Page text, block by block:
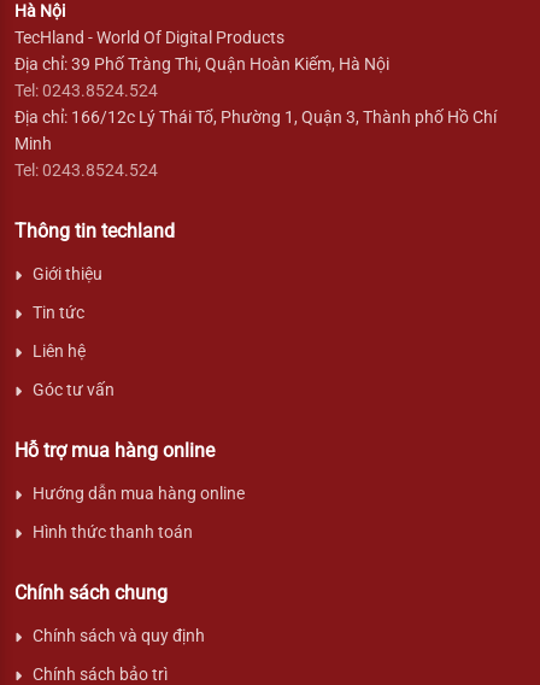
Hà Nội
TecHland - World Of Digital Products
Địa chỉ: 39 Phố Tràng Thi, Quận Hoàn Kiếm, Hà Nội
Tel: 0243.8524.524
Địa chỉ: 166/12c Lý Thái Tổ, Phường 1, Quận 3, Thành phố Hồ Chí
Minh
Tel: 0243.8524.524
Thông tin techland
Giới thiệu
Tin tức
Liên hệ
Góc tư vấn
Hỗ trợ mua hàng online
Hướng dẫn mua hàng online
Hình thức thanh toán
Chính sách chung
Chính sách và quy định
Chính sách bảo trì